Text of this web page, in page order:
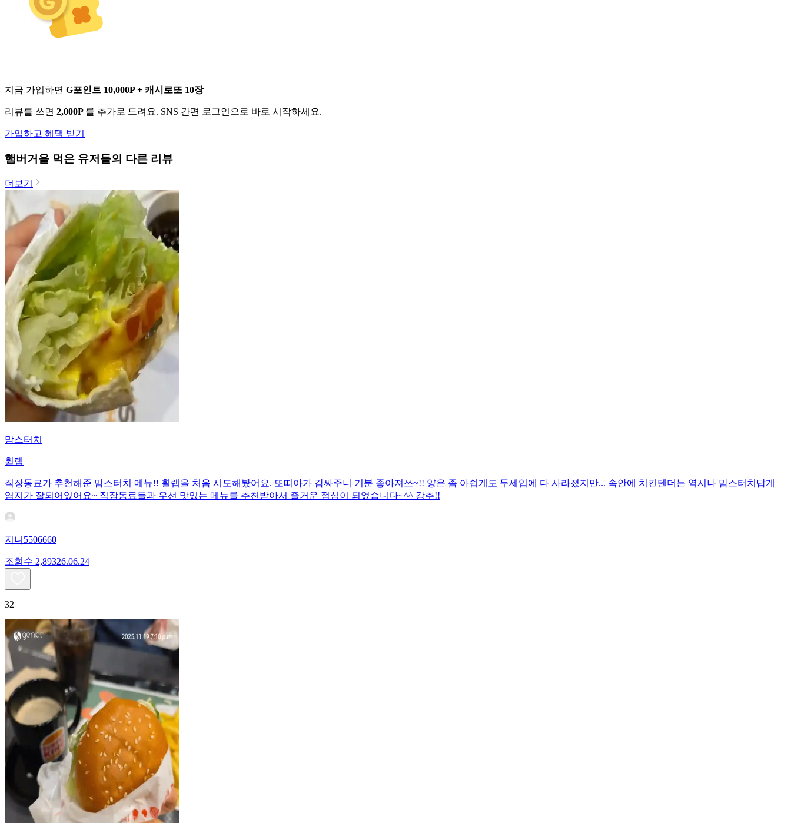
지금 가입하면 G포인트 10,000P + 캐시로또 10장
리뷰를 쓰면 2,000P 를 추가로 드려요. SNS 간편 로그인으로 바로 시작하세요.
가입하고 혜택 받기
햄버거 을 먹은 유저들의 다른 리뷰
더보기
맘스터치
휠랩
직장동료가 추천해준 맘스터치 메뉴!! 휠랩을 처음 시도해봤어요. 또띠아가 감싸주니 기분 좋아져쓰~!! 양은 좀 아쉽게도 두세입에 다 사라졌지만... 속안에 치킨텐더는 역시나 맘스터치답게
염지가 잘되어있어요~ 직장동료들과 우선 맛있는 메뉴를 추천받아서 즐거운 점심이 되었습니다~^^ 강추!!
지니5506660
조회수 2,89326.06.24
32